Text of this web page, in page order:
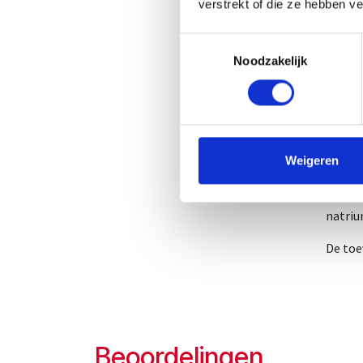
verstrekt of die ze hebben
Noodzakelijk
Weigeren
CNK-
De